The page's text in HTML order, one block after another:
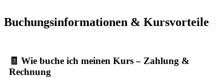
Buchungsinformationen & Kursvorteile
🧾 Wie buche ich meinen Kurs – Zahlung &
Rechnung